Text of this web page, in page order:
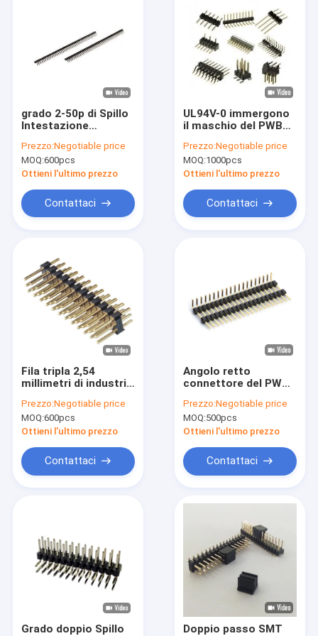
Prodotti
Video
Su di noi
Contattaci
Notizie
Connettore di FFC FPC
Connettori per schede
Collegamento femminile di tipo C
grado 2-50p di Spillo
Intestazione
fila del passo di
2.0mm singolo
Prezzo:Negotiable price
MOQ:600pcs
Ottieni l'ultimo prezzo
Contattaci
UL94V-0 immergono
il maschio del PWB
Intestazione
Connettores
Single/doppia fila da
Prezzo:Negotiable price
MOQ:1000pcs
Ottieni l'ultimo prezzo
Contattaci
Fila tripla 2,54
millimetri di industria
Dip 2 Spillo Male
Intestazione
Connettore For
Prezzo:Negotiable price
MOQ:600pcs
Ottieni l'ultimo prezzo
Contattaci
Angolo retto
connettore del PWB
Single Row del passo
da 2,54 millimetri
Prezzo:Negotiable price
MOQ:500pcs
Ottieni l'ultimo prezzo
Contattaci
Grado doppio Spillo
Doppio passo SMT